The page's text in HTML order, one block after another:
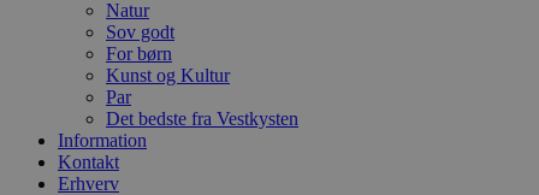
Natur
Sov godt
For børn
Kunst og Kultur
Par
Det bedste fra Vestkysten
Information
Kontakt
Erhverv